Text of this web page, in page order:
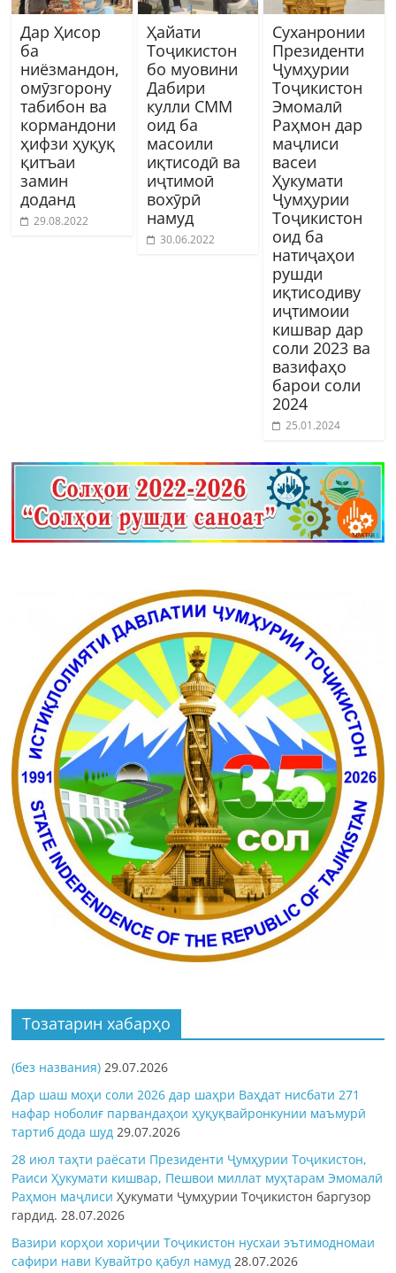
Дар Ҳисор
ба
ниёзмандон,
омӯзгорону
табибон ва
кормандони
ҳифзи ҳуқуқ
қитъаи
замин
доданд
29.08.2022
Ҳайати
Тоҷикистон
бо муовини
Дабири
кулли СММ
оид ба
масоили
иқтисодӣ ва
иҷтимоӣ
вохӯрӣ
намуд
30.06.2022
Суханронии
Президенти
Ҷумҳурии
Тоҷикистон
Эмомалӣ
Раҳмон дар
маҷлиси
васеи
Ҳукумати
Ҷумҳурии
Тоҷикистон
оид ба
натиҷаҳои
рушди
иқтисодиву
иҷтимоии
кишвар дар
соли 2023 ва
вазифаҳо
барои соли
2024
25.01.2024
Тозатарин хабарҳо
(без названия) 29.07.2026
Дар шаш моҳи соли 2026 дар шаҳри Ваҳдат нисбати 271
нафар ноболиғ парвандаҳои ҳуқуқвайронкунии маъмурӣ
тартиб дода шуд 29.07.2026
28 июл таҳти раёсати Президенти Ҷумҳурии Тоҷикистон,
Раиси Ҳукумати кишвар, Пешвои миллат муҳтарам Эмомалӣ
Раҳмон маҷлисиҲукумати Ҷумҳурии Тоҷикистон баргузор
гардид. 28.07.2026
Вазири корҳои хориҷии Тоҷикистон нусхаи эътимодномаи
сафири нави Кувайтро қабул намуд 28.07.2026